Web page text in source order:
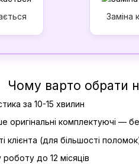
Заміна
Чому варто обрати
за 10-15 хвилин
оригінальні комплектуючі —
клієнта (для більшості
роботу до 12 місяців